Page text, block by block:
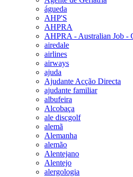
águeda
AHP'S
AHPRA
AHPRA - Australian Job -
airedale
airlines
airways
ajuda
Ajudante Acção Directa
ajudante familiar
albufeira
Alcobaça
ale discgolf
alemã
Alemanha
alemão
Alentejano
Alentejo
alergologia